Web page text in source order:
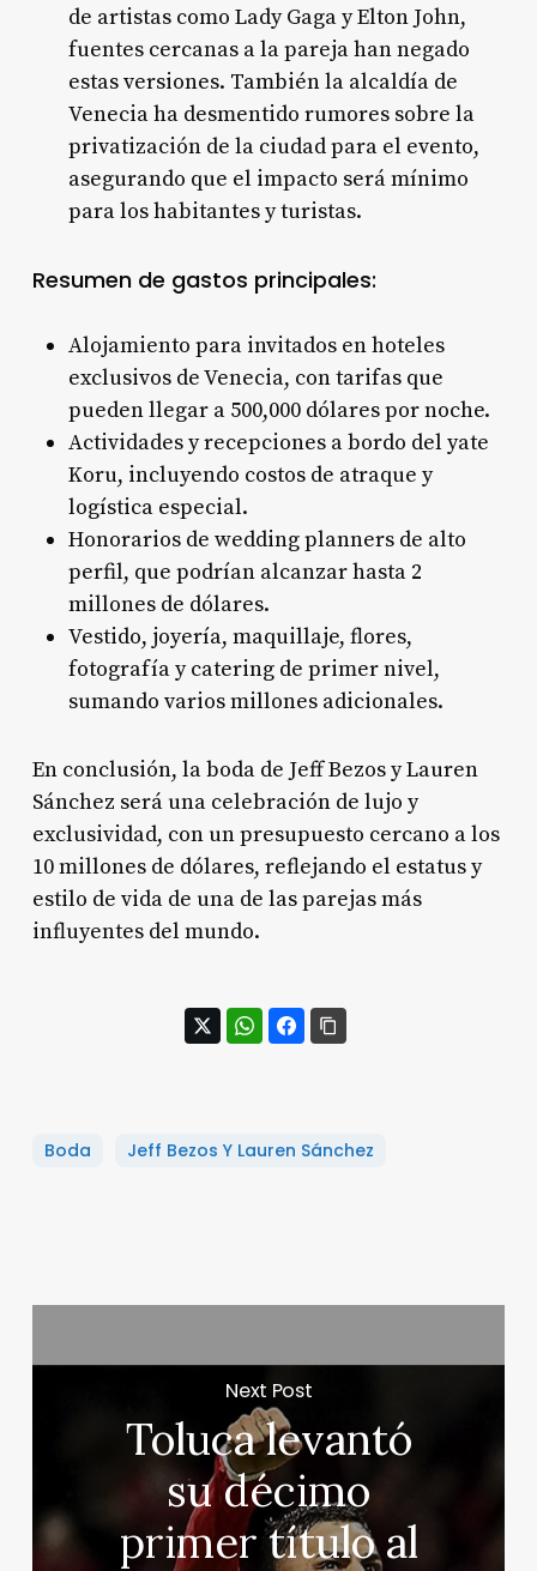
de artistas como Lady Gaga y Elton John,
fuentes cercanas a la pareja han negado
estas versiones. También la alcaldía de
Venecia ha desmentido rumores sobre la
privatización de la ciudad para el evento,
asegurando que el impacto será mínimo
para los habitantes y turistas.
Resumen de gastos principales:
Alojamiento para invitados en hoteles
exclusivos de Venecia, con tarifas que
pueden llegar a 500,000 dólares por noche.
Actividades y recepciones a bordo del yate
Koru, incluyendo costos de atraque y
logística especial.
Honorarios de wedding planners de alto
perfil, que podrían alcanzar hasta 2
millones de dólares.
Vestido, joyería, maquillaje, flores,
fotografía y catering de primer nivel,
sumando varios millones adicionales.
En conclusión, la boda de Jeff Bezos y Lauren
Sánchez será una celebración de lujo y
exclusividad, con un presupuesto cercano a los
10 millones de dólares, reflejando el estatus y
estilo de vida de una de las parejas más
influyentes del mundo.
Boda Jeff Bezos Y Lauren Sánchez
Next Post
Toluca levantó
su décimo
primer título al